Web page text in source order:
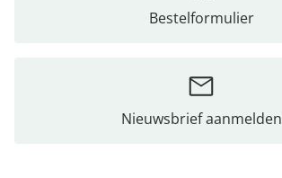
Bestelformulier
Nieuwsbrief aanmelden